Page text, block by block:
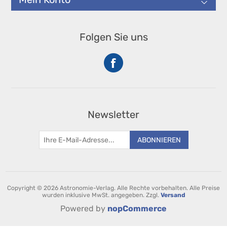
Folgen Sie uns
Newsletter
ABONNIEREN
Copyright © 2026 Astronomie-Verlag. Alle Rechte vorbehalten. Alle Preise
wurden inklusive MwSt. angegeben. Zzgl. Versand
Powered by nopCommerce